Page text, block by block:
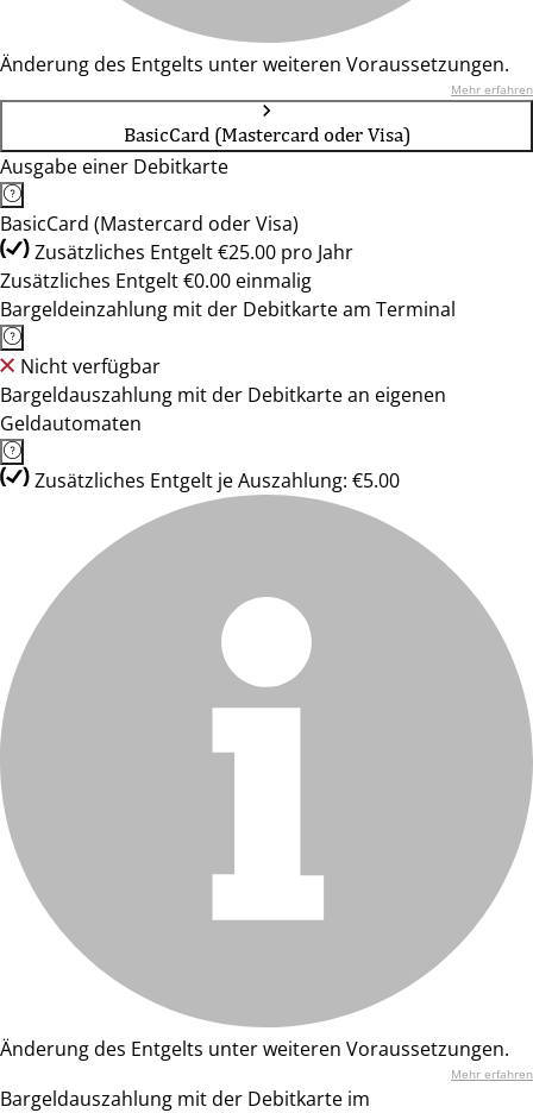
Änderung des Entgelts unter weiteren Voraussetzungen.
Mehr erfahren
BasicCard (Mastercard oder Visa)
Ausgabe einer Debitkarte
BasicCard (Mastercard oder Visa)
Zusätzliches Entgelt €25.00 pro Jahr
Zusätzliches Entgelt €0.00 einmalig
Bargeldeinzahlung mit der Debitkarte am Terminal
Nicht verfügbar
Bargeldauszahlung mit der Debitkarte an eigenen
Geldautomaten
Zusätzliches Entgelt je Auszahlung: €5.00
Änderung des Entgelts unter weiteren Voraussetzungen.
Mehr erfahren
Bargeldauszahlung mit der Debitkarte im